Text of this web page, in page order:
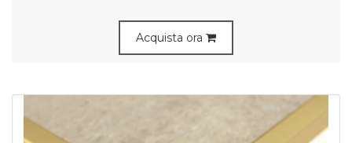
Acquista ora